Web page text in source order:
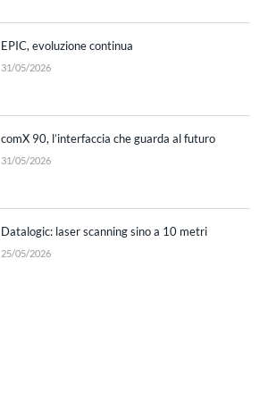
EPIC, evoluzione continua
31/05/2026
comX 90, l’interfaccia che guarda al futuro
31/05/2026
Datalogic: laser scanning sino a 10 metri
25/05/2026